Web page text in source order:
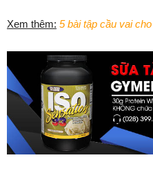
Xem thêm: 5 bài tập cầu vai